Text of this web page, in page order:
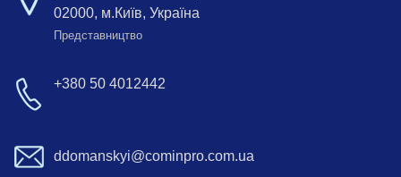
02000, м.Київ, Україна
Представництво
+380 50 4012442
ddomanskyi@cominpro.com.ua